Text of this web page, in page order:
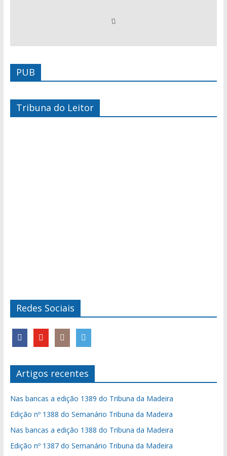
PUB
Tribuna do Leitor
Redes Sociais
Artigos recentes
Nas bancas a edição 1389 do Tribuna da Madeira
Edição nº 1388 do Semanário Tribuna da Madeira
Nas bancas a edição 1388 do Tribuna da Madeira
Edição nº 1387 do Semanário Tribuna da Madeira